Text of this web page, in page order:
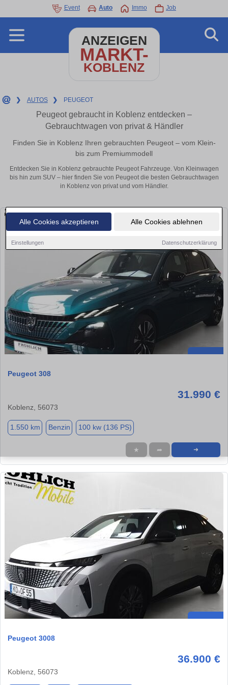
Alle Cookies akzeptieren Alle Cookies ablehnen
Einstellungen Datenschutzerklärung
Event Auto Immo Job
ANZEIGEN
MARKT-
KOBLENZ
❯ AUTOS ❯ PEUGEOT
Peugeot gebraucht in Koblenz entdecken –
Gebrauchtwagen von privat & Händler
Finden Sie in Koblenz Ihren gebrauchten Peugeot – vom Klein-
bis zum Premiummodell
Entdecken Sie in Koblenz gebrauchte Peugeot Fahrzeuge. Von Kleinwagen
bis hin zum SUV – hier finden Sie von Peugeot die besten Gebrauchtwagen
in Koblenz von privat und vom Händler.
Peugeot 308
31.990 €
Koblenz, 56073
1.550 km Benzin 100 kw (136 PS)
★ ➦ ➜
Peugeot 3008
36.900 €
Koblenz, 56073